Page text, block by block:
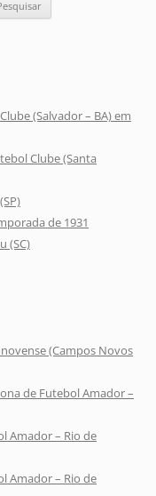
(Salvador – BA) em
Clube (Santa
de 1931
(SC)
(Campos Novos
de Futebol Amador –
Amador – Rio de
Amador – Rio de